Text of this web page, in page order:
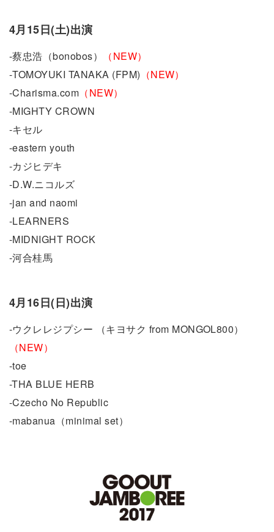
4月15日(土)出演
-蔡忠浩（bonobos）
（NEW）
-TOMOYUKI TANAKA (FPM) （NEW）
-Charisma.com （NEW）
-MIGHTY CROWN
-キセル
-eastern youth
-カジヒデキ
-D.W.ニコルズ
-jan and naomi
-LEARNERS
-MIDNIGHT ROCK
-河合桂馬
4月16日(日)出演
-ウクレレジプシー （キヨサク from MONGOL800）
（NEW）
-toe
-THA BLUE HERB
-Czecho No Republic
-mabanua（minimal set）